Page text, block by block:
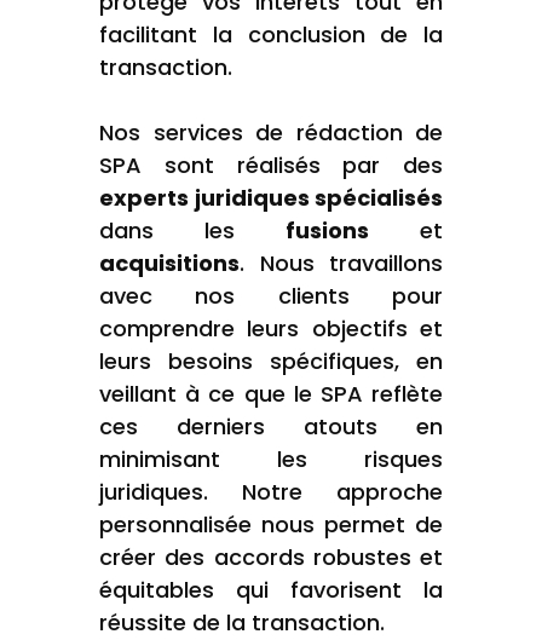
facilitant la conclusion de la
transaction.
Nos services de rédaction de
SPA sont réalisés par des
experts juridiques spécialisés
dans les fusions et
acquisitions. Nous travaillons
avec nos clients pour
comprendre leurs objectifs et
leurs besoins spécifiques, en
veillant à ce que le SPA reflète
ces derniers atouts en
minimisant les risques
juridiques. Notre approche
personnalisée nous permet de
créer des accords robustes et
équitables qui favorisent la
réussite de la transaction.